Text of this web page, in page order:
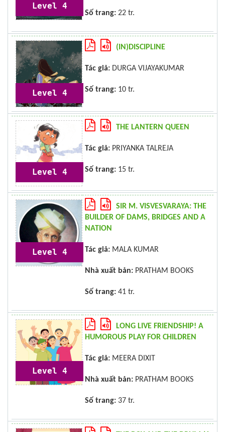
Level 4
Số trang: 22 tr.
Level 4
(IN)DISCIPLINE
Tác giả: DURGA VIJAYAKUMAR
Số trang: 10 tr.
Level 4
THE LANTERN QUEEN
Tác giả: PRIYANKA TALREJA
Số trang: 15 tr.
Level 4
SIR M. VISVESVARAYA: THE
BUILDER OF DAMS, BRIDGES AND A
NATION
Tác giả: MALA KUMAR
Nhà xuất bản: PRATHAM BOOKS
Số trang: 41 tr.
Level 4
LONG LIVE FRIENDSHIP! A
HUMOROUS PLAY FOR CHILDREN
Tác giả: MEERA DIXIT
Nhà xuất bản: PRATHAM BOOKS
Số trang: 37 tr.